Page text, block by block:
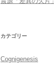
カテゴリー
Cognigenesis